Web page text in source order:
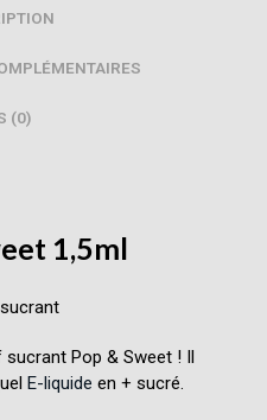
(0)
1,5ml
Pop & Sweet ! Il
E-liquide en + sucré.